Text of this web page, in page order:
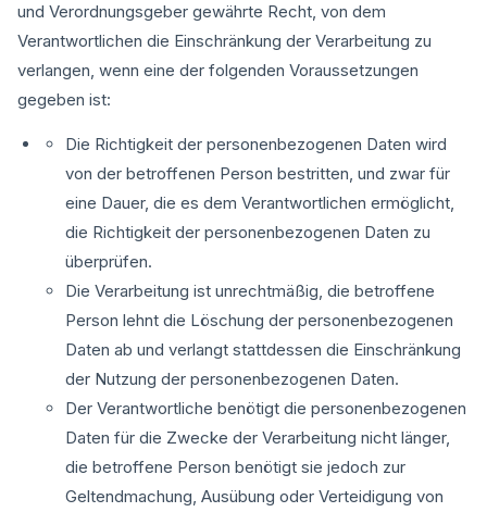
und Verordnungsgeber gewährte Recht, von dem
Verantwortlichen die Einschränkung der Verarbeitung zu
verlangen, wenn eine der folgenden Voraussetzungen
gegeben ist:
Die Richtigkeit der personenbezogenen Daten wird
von der betroffenen Person bestritten, und zwar für
eine Dauer, die es dem Verantwortlichen ermöglicht,
die Richtigkeit der personenbezogenen Daten zu
überprüfen.
Die Verarbeitung ist unrechtmäßig, die betroffene
Person lehnt die Löschung der personenbezogenen
Daten ab und verlangt stattdessen die Einschränkung
der Nutzung der personenbezogenen Daten.
Der Verantwortliche benötigt die personenbezogenen
Daten für die Zwecke der Verarbeitung nicht länger,
die betroffene Person benötigt sie jedoch zur
Geltendmachung, Ausübung oder Verteidigung von